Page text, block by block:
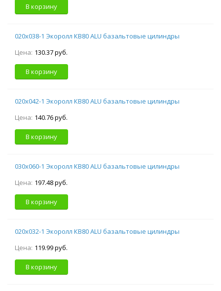
В корзину
020х038-1 Экоролл КВ80 ALU базальтовые цилиндры
Цена: 130.37 руб.
В корзину
020х042-1 Экоролл КВ80 ALU базальтовые цилиндры
Цена: 140.76 руб.
В корзину
030х060-1 Экоролл КВ80 ALU базальтовые цилиндры
Цена: 197.48 руб.
В корзину
020х032-1 Экоролл КВ80 ALU базальтовые цилиндры
Цена: 119.99 руб.
В корзину